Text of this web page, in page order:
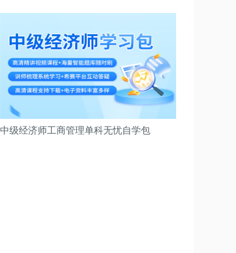
中级经济师工商管理单科无忧自学包